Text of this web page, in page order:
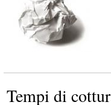
Tempi di